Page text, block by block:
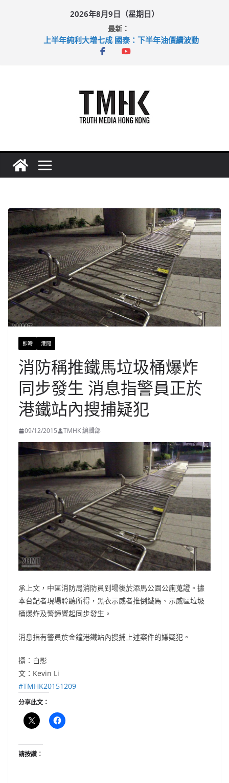
2026年8月9日（星期日）
最新：
上半年純利大增七成 國泰：下半年油價續波動
拜仁熱身賽挫維拉 啟德主場館奪錦標
即時 港聞
消防稱推鐵馬垃圾桶爆炸
同步發生 消息指警員正於
港鐵站內搜捕疑犯
09/12/2015 TMHK 編輯部
承上文，中區消防局消防員到場後於添馬公園公廁蒐證。據
本台記者現場聆聽所得，黑衣示威者推倒鐵馬、示威區垃圾
桶爆炸及警鐘響起同步發生。
消息指有警員於金鐘港鐵站內搜捕上述案件的嫌疑犯。
攝：白影
文：Kevin Li
‪#‎TMHK20151209‬
分享此文：
請按讚：